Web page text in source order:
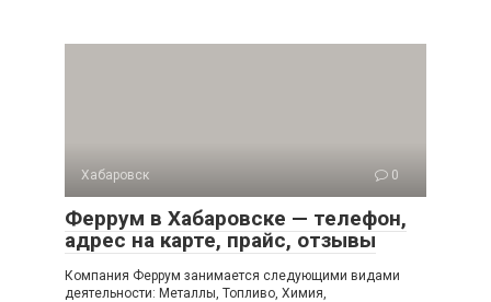
Хабаровск 0
Феррум в Хабаровске — телефон,
адрес на карте, прайс, отзывы
Компания Феррум занимается следующими видами
деятельности: Металлы, Топливо, Химия,